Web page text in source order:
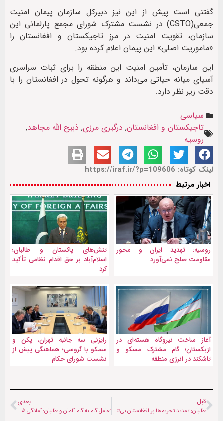
گفتنی است پیش از این نیز دبیرکل سازمان پیمان امنیت
جمعی(CSTO) در نشست مشترک شورای مجمع پارلمانی این
سازمان، تقویت امنیت در مرز تاجیکستان و افغانستان را
«ماموریت اصلی» این پیمان اعلام کرده بود.
این سازمان، تأمین امنیت این منطقه را برای ثبات سراسری
آسیای میانه حیاتی می‌داند و هرگونه تحول در افغانستان را با
دقت زیر نظر دارد.
سیاسی
تاجیکستان و افغانستان, درگیری مرزی, ذبیح الله مجاهد,
روسیه
لینک کوتاه: https://iraf.ir/?p=109606
اخبار مرتبط
روسیه: تهدید ایران و محور
مقاومت صلح نمی‌آورد
تنش‌های پاکستان و طالبان؛
اسلام‌آباد بر حق اقدام نظامی تأکید
کرد
آغاز ساخت نیروگاه هسته‌ای در
ازبکستان؛ گام مشترک مسکو و
تاشکند در انرژی منطقه
رایزنی سه جانبه تهران، پکن و
مسکو با گروسی؛ هماهنگی پیش از
نشست شورای حکام
قبل
طالبان: تمدید تحریم‌ها بر افغانستان بی‌نتیجه است و کمکی به هیچ‌کس نمی‌کند
بعدی
تعامل گام به گام آلمان و طالبان؛ آمادگی شرکت آلمانی برای سرمایه‌گذاری در بخش معادن افغانستان